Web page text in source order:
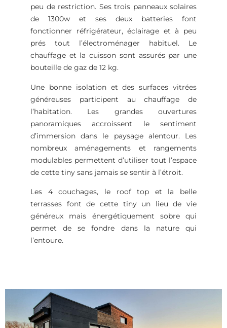
peu de restriction. Ses trois panneaux solaires
de 1300w et ses deux batteries font
fonctionner réfrigérateur, éclairage et à peu
prés tout l’électroménager habituel. Le
chauffage et la cuisson sont assurés par une
bouteille de gaz de 12 kg.
Une bonne isolation et des surfaces vitrées
généreuses participent au chauffage de
l’habitation. Les grandes ouvertures
panoramiques accroissent le sentiment
d’immersion dans le paysage alentour. Les
nombreux aménagements et rangements
modulables permettent d’utiliser tout l’espace
de cette tiny sans jamais se sentir à l’étroit.
Les 4 couchages, le roof top et la belle
terrasses font de cette tiny un lieu de vie
généreux mais énergétiquement sobre qui
permet de se fondre dans la nature qui
l’entoure.